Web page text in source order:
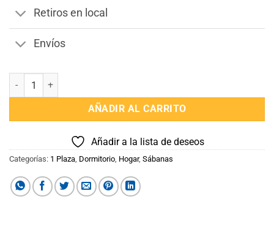
Retiros en local
Envíos
Juego de sabanas 1 plaza king cantidad
AÑADIR AL CARRITO
Añadir a la lista de deseos
Categorías: 1 Plaza, Dormitorio, Hogar, Sábanas